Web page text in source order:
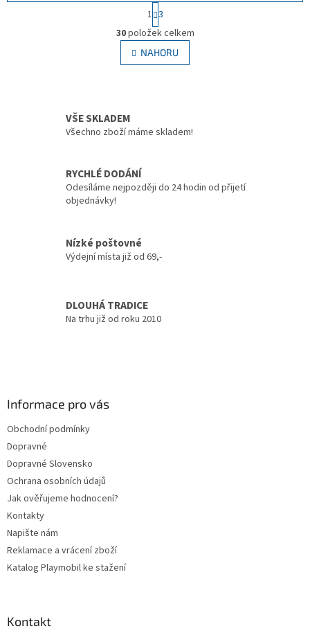
O
v
l
á
p
y
s
u
S
t
r
á
n
k
1 3
30položek celkem
NAHORU
VŠE SKLADEM
Všechno zboží máme skladem!
RYCHLÉ DODÁNÍ
Odesíláme nejpozději do 24 hodin od přijetí
objednávky!
Nízké poštovné
Výdejní místa již od 69,-
DLOUHÁ TRADICE
Na trhu již od roku 2010
Informace pro vás
Obchodní podmínky
Dopravné
Dopravné Slovensko
Ochrana osobních údajů
Jak ověřujeme hodnocení?
Kontakty
Napište nám
Reklamace a vrácení zboží
Katalog Playmobil ke stažení
Kontakt